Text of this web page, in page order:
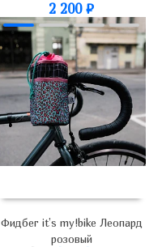
2 200₽
Фидбег it’s my!bike Леопард
розовый